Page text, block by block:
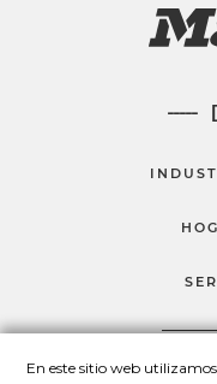
En este sitio web